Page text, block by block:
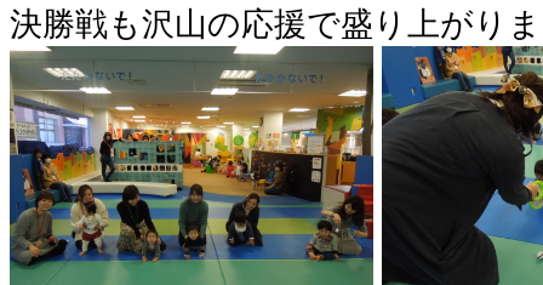
決勝戦も沢山の応援で盛り上がり